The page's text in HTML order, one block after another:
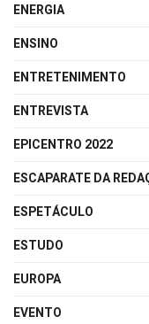
ENERGIA
ENSINO
ENTRETENIMENTO
ENTREVISTA
EPICENTRO 2022
ESCAPARATE DA
ESPETÁCULO
ESTUDO
EUROPA
EVENTO